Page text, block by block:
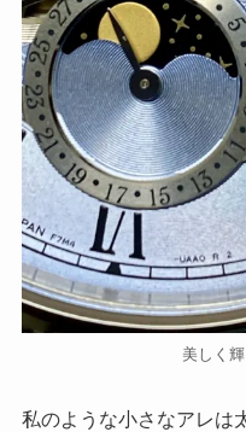
美しく
私のような小さなアレは